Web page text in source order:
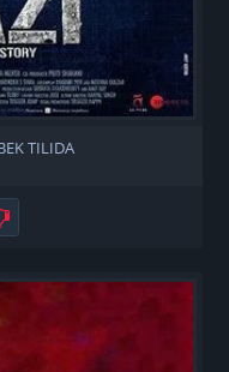
TILIDA
Не нравится